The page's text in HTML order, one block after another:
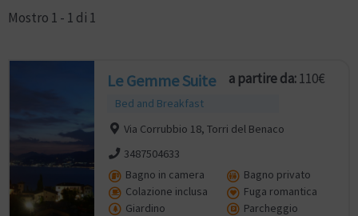
Mostro 1 - 1 di 1
Le Gemme Suite
Bed and Breakfast
a partire da:110€
Via Corrubbio 18, Torri del Benaco
3487504633
Bagno in camera
Bagno privato
Colazione inclusa
Fuga romantica
Giardino
Parcheggio